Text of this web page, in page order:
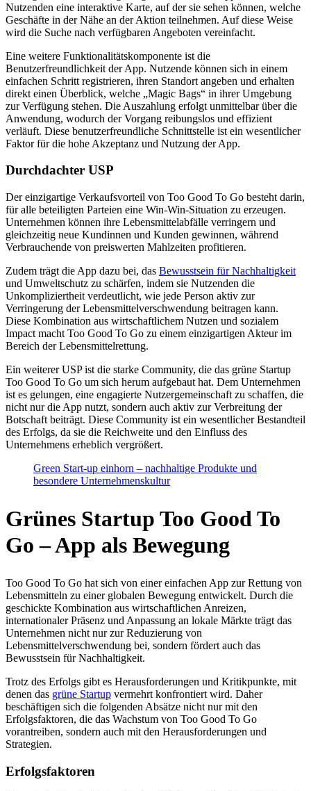
Nutzenden eine interaktive Karte, auf der sie sehen können, welche
Geschäfte in der Nähe an der Aktion teilnehmen. Auf diese Weise
wird die Suche nach verfügbaren Angeboten vereinfacht.
Eine weitere Funktionalitätskomponente ist die
Benutzerfreundlichkeit der App. Nutzende können sich in einem
einfachen Schritt registrieren, ihren Standort angeben und erhalten
direkt einen Überblick, welche „Magic Bags“ in ihrer Umgebung
zur Verfügung stehen. Die Auszahlung erfolgt unmittelbar über die
Anwendung, wodurch der Vorgang reibungslos und effizient
verläuft. Diese benutzerfreundliche Schnittstelle ist ein wesentlicher
Faktor für die hohe Akzeptanz und Nutzung der App.
Durchdachter USP
Der einzigartige Verkaufsvorteil von Too Good To Go besteht darin,
für alle beteiligten Parteien eine Win-Win-Situation zu erzeugen.
Unternehmen können ihre Lebensmittelabfälle verringern und
gleichzeitig neue Kundinnen und Kunden gewinnen, während
Verbrauchende von preiswerten Mahlzeiten profitieren.
Zudem trägt die App dazu bei, das Bewusstsein für Nachhaltigkeit
und Umweltschutz zu schärfen, indem sie Nutzenden die
Unkompliziertheit verdeutlicht, wie jede Person aktiv zur
Verringerung der Lebensmittelverschwendung beitragen kann.
Diese Kombination aus wirtschaftlichem Nutzen und sozialem
Impact macht Too Good To Go zu einem einzigartigen Akteur im
Bereich der Lebensmittelrettung.
Ein weiterer USP ist die starke Community, die das grüne Startup
Too Good To Go um sich herum aufgebaut hat. Dem Unternehmen
ist es gelungen, eine engagierte Nutzergemeinschaft zu schaffen, die
nicht nur die App nutzt, sondern auch aktiv zur Verbreitung der
Botschaft beiträgt. Diese Community ist ein wesentlicher Bestandteil
des Erfolgs, da sie die Reichweite und den Einfluss des
Unternehmens erheblich vergrößert.
Green Start-up einhorn – nachhaltige Produkte und
besondere Unternehmenskultur
Grünes Startup Too Good To
Go – App als Bewegung
Too Good To Go hat sich von einer einfachen App zur Rettung von
Lebensmitteln zu einer globalen Bewegung entwickelt. Durch die
geschickte Kombination aus wirtschaftlichen Anreizen,
internationaler Präsenz und Anpassung an lokale Märkte trägt das
Unternehmen nicht nur zur Reduzierung von
Lebensmittelverschwendung bei, sondern fördert auch das
Bewusstsein für Nachhaltigkeit.
Trotz des Erfolgs gibt es Herausforderungen und Kritikpunkte, mit
denen das grüne Startup vermehrt konfrontiert wird. Daher
beschäftigen sich die folgenden Absätze nicht nur mit den
Erfolgsfaktoren, die das Wachstum von Too Good To Go
vorantreiben, sondern auch mit den Herausforderungen und
Strategien.
Erfolgsfaktoren